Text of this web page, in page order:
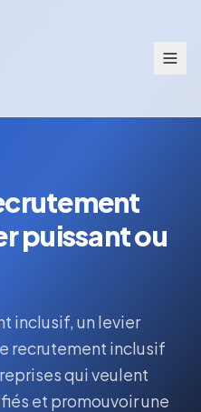
puissant ou
inclusif, un levier
recrutement inclusif
qui veulent
et promouvoir une